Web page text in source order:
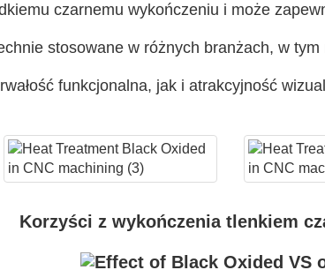
czarnemu wykończeniu i może
stosowane w różnych branżach, w
funkcjonalna, jak i atrakcyjność
Korzyści z wykończenia tlenkiem